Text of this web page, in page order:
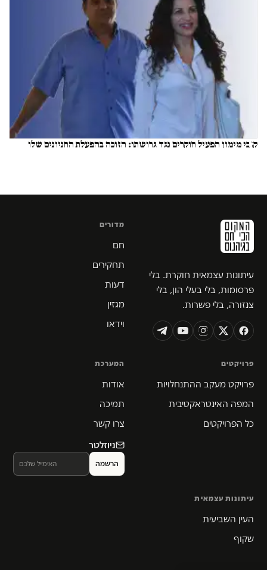
קובי מימון הפעיל חוקרים נגד גרושתו: הזוכה בהפעלת החניונים שלו
עיתונות עצמאית חוקרת. בלי
פרסומות, בלי בעלי הון, בלי
צנזורה, בלי פשרות.
מדורים
חם
תחקירים
דעות
מגזין
וידאו
פרויקטים
פרויקט מעקב ההתנחלויות
המפה האינטראקטיבית
כל הפרויקטים
המערכת
אודות
תמיכה
צרו קשר
ניוזלטר
עיתונות עצמאית
העין השביעית
שקוף